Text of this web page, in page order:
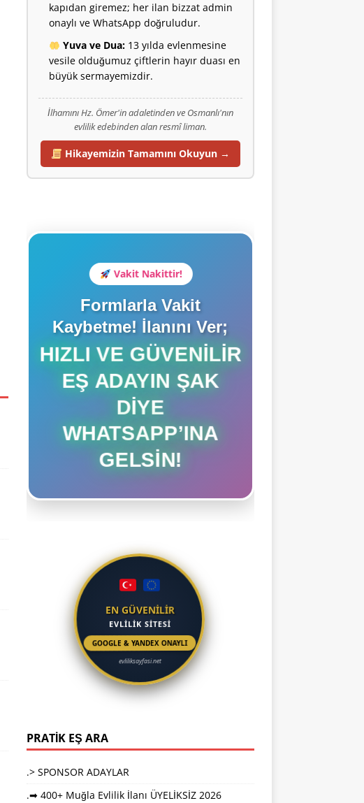
kapıdan giremez; her ilan bizzat admin
onaylı ve WhatsApp doğruludur.
Yuva ve Dua:13 yılda evlenmesine
vesile olduğumuz çiftlerin hayır duası en
büyük sermayemizdir.
İlhamını Hz. Ömer'in adaletinden ve Osmanlı'nın
evlilik edebinden alan resmî liman.
Hikayemizin Tamamını Okuyun →
Vakit Nakittir!
Formlarla Vakit
Kaybetme! İlanını Ver;
HIZLI VE GÜVENILIR
EŞ ADAYIN ŞAK
DIYE
WHATSAPP’INA
GELSIN!
EN GÜVENİLİR
EVLİLİK SİTESİ
GOOGLE & YANDEX ONAYLI
evliliksayfasi.net
PRATİK EŞ ARA
.> SPONSOR ADAYLAR
.➡ 400+ Muğla Evlilik İlanı ÜYELİKSİZ 2026